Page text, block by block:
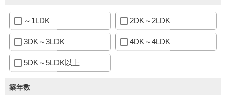
～1LDK 2DK～2LDK
3DK～3LDK 4DK～4LDK
5DK～5LDK以上
築年数